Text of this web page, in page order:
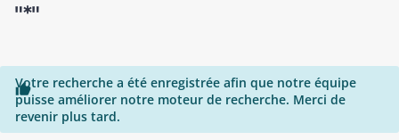
"*"

Votre recherche a été enregistrée afin que notre équipe
puisse améliorer notre moteur de recherche. Merci de
revenir plus tard.